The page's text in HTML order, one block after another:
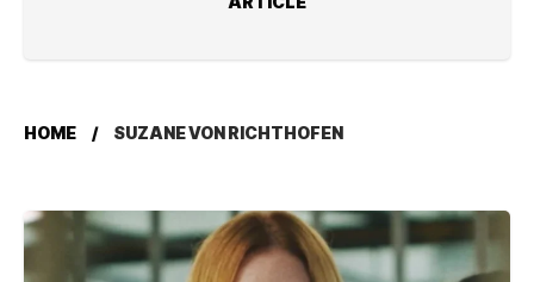
HOME SUZANE VON RICHTHOFEN